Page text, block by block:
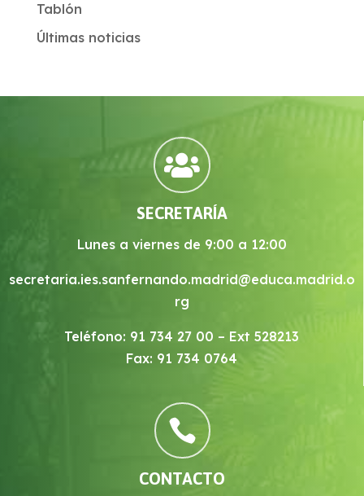
Tablón
Últimas noticias

SECRETARÍA
Lunes a viernes de 9:00 a 12:00
secretaria.ies.sanfernando.madrid@educa.madrid.o
rg
Teléfono: 91 734 27 00 – Ext 528213
Fax: 91 734 0764

CONTACTO